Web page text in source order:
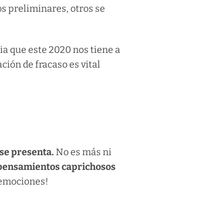
preliminares, otros se
que este 2020 nos tiene a
de fracaso es vital
presenta. No es más ni
caprichosos